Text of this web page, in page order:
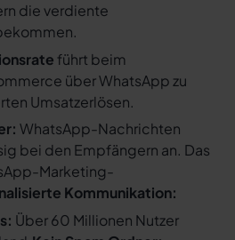
die verdiente
führt beim
über WhatsApp zu
Umsatzerlösen.
WhatsApp-Nachrichten
bei den Empfängern an. Das
Marketing-
Kommunikation:
Über 60 Millionen Nutzer